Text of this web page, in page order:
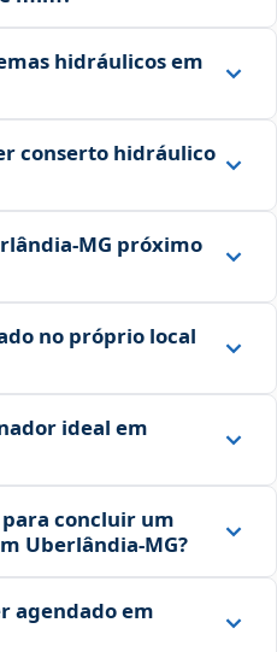
hidráulicos em
conserto hidráulico
próximo
no próprio local
ideal em
concluir um
Uberlândia‑MG?
agendado em